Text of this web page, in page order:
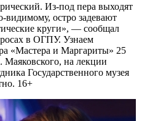
Из-под пера выходят
остро задевают
круги», — сообщал
в ОГПУ. Узнаем
«Мастера и Маргариты» 25
Маяковского, на лекции
Государственного музея
16+